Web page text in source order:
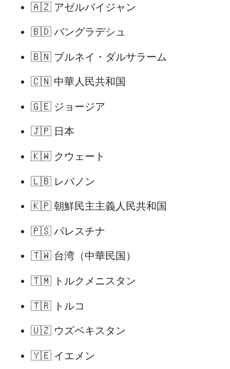
🇦🇿 アゼルバイジャン
🇧🇩 バングラデシュ
🇧🇳 ブルネイ・ダルサラーム
🇨🇳 中華人民共和国
🇬🇪 ジョージア
🇯🇵 日本
🇰🇼 クウェート
🇱🇧 レバノン
🇰🇵 朝鮮民主主義人民共和国
🇵🇸 パレスチナ
🇹🇼 台湾（中華民国）
🇹🇲 トルクメニスタン
🇹🇷 トルコ
🇺🇿 ウズベキスタン
🇾🇪 イエメン